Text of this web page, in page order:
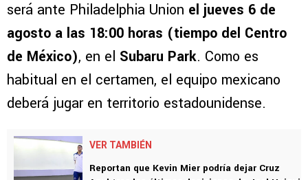
será ante Philadelphia Union el jueves 6 de
agosto a las 18:00 horas (tiempo del Centro
de México), en el Subaru Park. Como es
habitual en el certamen, el equipo mexicano
deberá jugar en territorio estadounidense.
VER TAMBIÉN
Reportan que Kevin Mier podría dejar Cruz